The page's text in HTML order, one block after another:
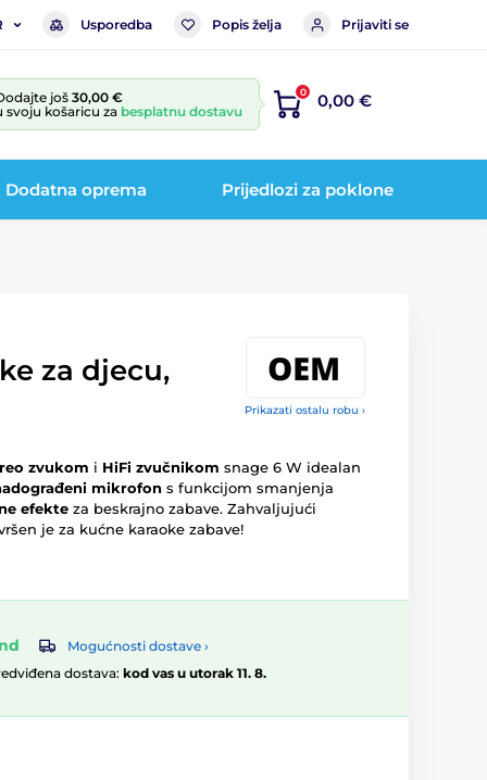
Usporedba Popis želja Prijaviti se
još30,00 €
svoju košaricu za besplatnu dostavu
0 0,00 €
Dodatna oprema Prijedlozi za poklone
Prikazati ostalu robu ›
za djecu,
zvukom i HiFi zvučnikom snage 6 W idealan
mikrofon s funkcijom smanjenja
efekte za beskrajno zabave. Zahvaljujući
je za kućne karaoke zabave!
Mogućnosti dostave ›
dostava: kod vas u utorak 11. 8.